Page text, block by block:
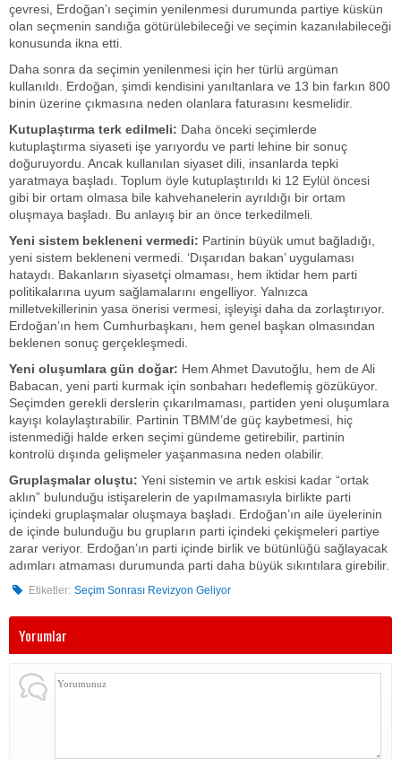
çevresi, Erdoğan’ı seçimin yenilenmesi durumunda partiye küskün
olan seçmenin sandığa götürülebileceği ve seçimin kazanılabileceği
konusunda ikna etti.
Daha sonra da seçimin yenilenmesi için her türlü argüman
kullanıldı. Erdoğan, şimdi kendisini yanıltanlara ve 13 bin farkın 800
binin üzerine çıkmasına neden olanlara faturasını kesmelidir.
Kutuplaştırma terk edilmeli: Daha önceki seçimlerde
kutuplaştırma siyaseti işe yarıyordu ve parti lehine bir sonuç
doğuruyordu. Ancak kullanılan siyaset dili, insanlarda tepki
yaratmaya başladı. Toplum öyle kutuplaştırıldı ki 12 Eylül öncesi
gibi bir ortam olmasa bile kahvehanelerin ayrıldığı bir ortam
oluşmaya başladı. Bu anlayış bir an önce terkedilmeli.
Yeni sistem bekleneni vermedi: Partinin büyük umut bağladığı,
yeni sistem bekleneni vermedi. ‘Dışarıdan bakan’ uygulaması
hataydı. Bakanların siyasetçi olmaması, hem iktidar hem parti
politikalarına uyum sağlamalarını engelliyor. Yalnızca
milletvekillerinin yasa önerisi vermesi, işleyişi daha da zorlaştırıyor.
Erdoğan’ın hem Cumhurbaşkanı, hem genel başkan olmasından
beklenen sonuç gerçekleşmedi.
Yeni oluşumlara gün doğar: Hem Ahmet Davutoğlu, hem de Ali
Babacan, yeni parti kurmak için sonbaharı hedeflemiş gözüküyor.
Seçimden gerekli derslerin çıkarılmaması, partiden yeni oluşumlara
kayışı kolaylaştırabilir. Partinin TBMM’de güç kaybetmesi, hiç
istenmediği halde erken seçimi gündeme getirebilir, partinin
kontrolü dışında gelişmeler yaşanmasına neden olabilir.
Gruplaşmalar oluştu: Yeni sistemin ve artık eskisi kadar “ortak
aklın” bulunduğu istişarelerin de yapılmamasıyla birlikte parti
içindeki gruplaşmalar oluşmaya başladı. Erdoğan’ın aile üyelerinin
de içinde bulunduğu bu grupların parti içindeki çekişmeleri partiye
zarar veriyor. Erdoğan’ın parti içinde birlik ve bütünlüğü sağlayacak
adımları atmaması durumunda parti daha büyük sıkıntılara girebilir.
Etiketler: Seçim Sonrası Revizyon Geliyor
Yorumlar